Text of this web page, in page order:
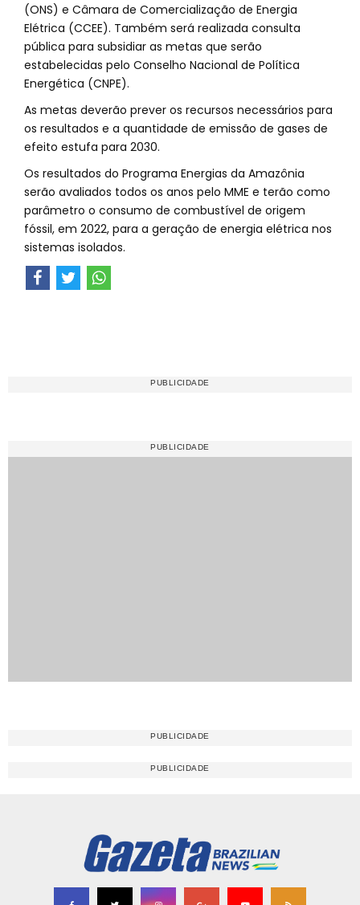
(ONS) e Câmara de Comercialização de Energia
Elétrica (CCEE). Também será realizada consulta
pública para subsidiar as metas que serão
estabelecidas pelo Conselho Nacional de Política
Energética (CNPE).
As metas deverão prever os recursos necessários para
os resultados e a quantidade de emissão de gases de
efeito estufa para 2030.
Os resultados do Programa Energias da Amazônia
serão avaliados todos os anos pelo MME e terão como
parâmetro o consumo de combustível de origem
fóssil, em 2022, para a geração de energia elétrica nos
sistemas isolados.